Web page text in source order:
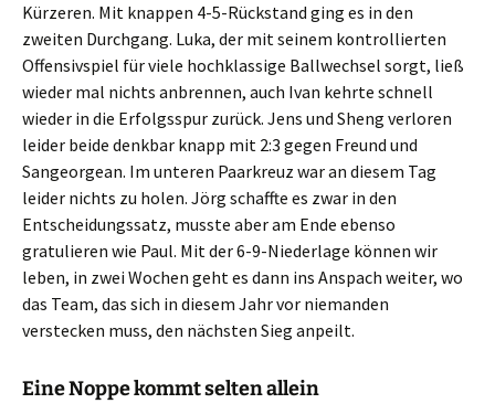
Kürzeren. Mit knappen 4-5-Rückstand ging es in den
zweiten Durchgang. Luka, der mit seinem kontrollierten
Offensivspiel für viele hochklassige Ballwechsel sorgt, ließ
wieder mal nichts anbrennen, auch Ivan kehrte schnell
wieder in die Erfolgsspur zurück. Jens und Sheng verloren
leider beide denkbar knapp mit 2:3 gegen Freund und
Sangeorgean. Im unteren Paarkreuz war an diesem Tag
leider nichts zu holen. Jörg schaffte es zwar in den
Entscheidungssatz, musste aber am Ende ebenso
gratulieren wie Paul. Mit der 6-9-Niederlage können wir
leben, in zwei Wochen geht es dann ins Anspach weiter, wo
das Team, das sich in diesem Jahr vor niemanden
verstecken muss, den nächsten Sieg anpeilt.
Eine Noppe kommt selten allein